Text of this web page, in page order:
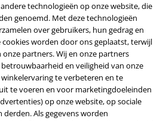
technologieën op onze website, die
genoemd. Met deze technologieën
over gebruikers, hun gedrag en
worden door ons geplaatst, terwijl
partners. Wij en onze partners
en veiligheid van onze
te verbeteren en te
te voeren en voor marketingdoeleinden
op onze website, op sociale
Als gegevens worden